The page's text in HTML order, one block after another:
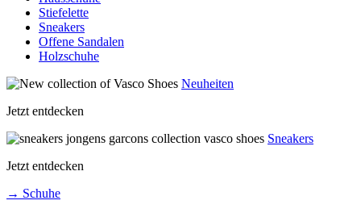
Stiefelette
Sneakers
Offene Sandalen
Holzschuhe
Neuheiten
Jetzt entdecken
Sneakers
Jetzt entdecken
→ Schuhe